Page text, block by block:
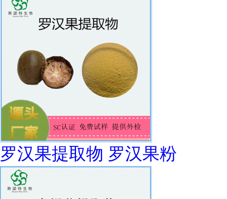
罗汉果提取物 罗汉果粉